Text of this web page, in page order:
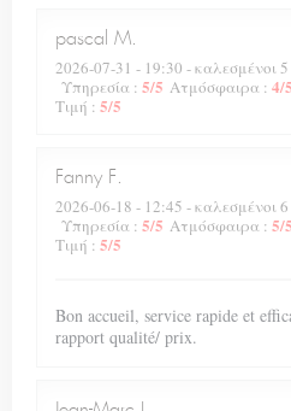
pascal M
2026-07-31 - 19:30 - καλεσμένοι 5
Υπηρεσία : 5/5 Ατμόσφαιρα : 4/5
Τιμή : 5/5
Fanny F
2026-06-18 - 12:45 - καλεσμένοι 6
Υπηρεσία : 5/5 Ατμόσφαιρα : 5/5
Τιμή : 5/5
Bon accueil, service rapide et
rapport qualité/ prix.